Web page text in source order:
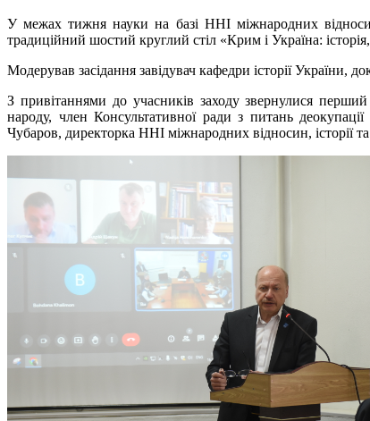
У межах тижня науки на базі ННІ міжнародних
традиційний шостий круглий стіл «Крим і Україна:
Модерував засідання завідувач кафедри історії України,
З привітаннями до учасників заходу звернулися
народу, член Консультативної ради з питань
Чубаров, директорка ННІ міжнародних відносин, історії